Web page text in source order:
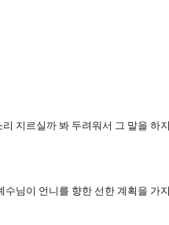
지르실까 봐 두려워서 그 말을 하
수님이 언니를 향한 선한 계획을 가